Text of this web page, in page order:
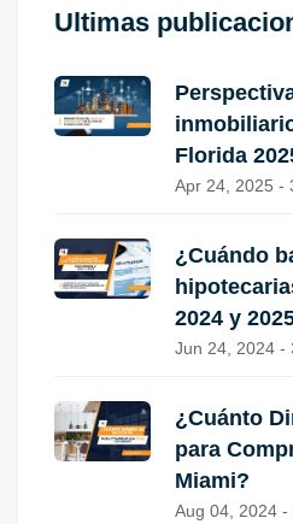
Ultimas
Florida
Apr 24, 2025 -
¿Cuándo
2024 y
Jun 24, 2024 -
¿Cuánto
para
Miami?
Aug 04, 2024 -